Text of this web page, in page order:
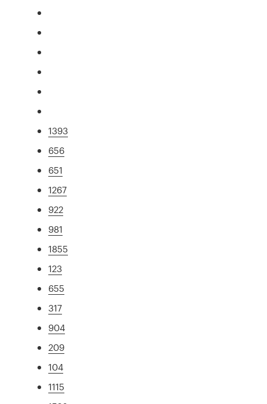
1393
656
651
1267
922
981
1855
123
655
317
904
209
104
1115